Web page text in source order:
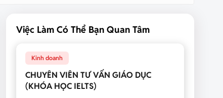
Việc Làm Có Thể Bạn Quan Tâm
Kinh doanh
CHUYÊN VIÊN TƯ VẤN GIÁO DỤC
(KHÓA HỌC IELTS)